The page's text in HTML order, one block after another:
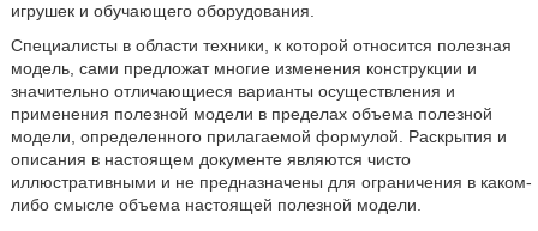
игрушек и обучающего оборудования.
Специалисты в области техники, к которой относится полезная
модель, сами предложат многие изменения конструкции и
значительно отличающиеся варианты осуществления и
применения полезной модели в пределах объема полезной
модели, определенного прилагаемой формулой. Раскрытия и
описания в настоящем документе являются чисто
иллюстративными и не предназначены для ограничения в каком-
либо смысле объема настоящей полезной модели.